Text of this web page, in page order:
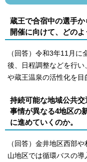
蔵王で合宿中の選手
開催に向けて、どのよ
（回答）令和3年11月
後、日程調整などを行
や蔵王温泉の活性化を目
持続可能な地域公共
事情が異なる4地区の
に進めていくのか。
（回答）金井地区西部
山地区では循環バスの